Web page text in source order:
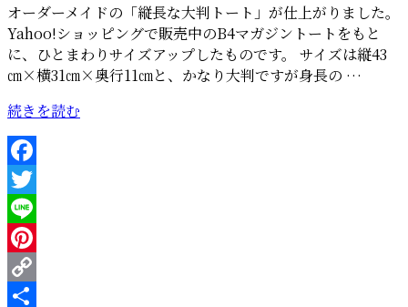
オーダーメイドの「縦長な大判トート」が仕上がりました。
Yahoo!ショッピングで販売中のB4マガジントートをもと
に、ひとまわりサイズアップしたものです。 サイズは縦43
㎝×横31㎝×奥行11㎝と、かなり大判ですが身長の …
“縦
長
な
大
判
ト
ー
ト”
の
続きを読む
Facebook
Twitter
Line
Pinterest
Copy